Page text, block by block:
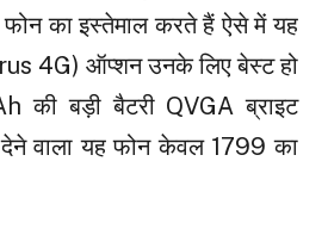
का इस्तेमाल करते हैं ऐसे में यह
4G) ऑप्शन उनके लिए बेस्ट हो
की बड़ी बैटरी QVGA ब्राइट
देने वाला यह फोन केवल 1799 का